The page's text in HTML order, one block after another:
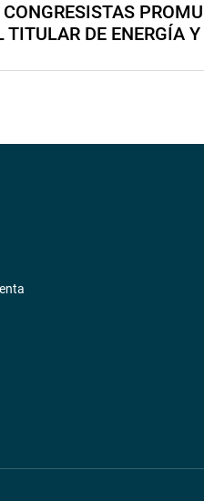
TITULAR DE ENERGÍA